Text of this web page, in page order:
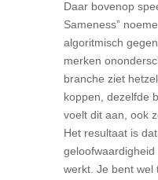
Daar bovenop
Sameness”
algoritmisch
merken
branche ziet
koppen, dezelfde
voelt dit aan, ook
Het resultaat is
werkt. Je bent wel